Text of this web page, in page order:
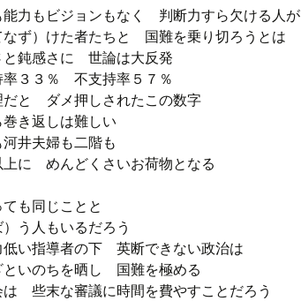
能力もビジョンもなく 判断力すら欠ける人が
なず）けた者たちと 国難を乗り切ろうとは
と鈍感さに 世論は大反発
率３３％ 不支持率５７％
だと ダメ押しされたこの数字
き返しは難しい
河井夫婦も二階も
上に めんどくさいお荷物となる
ても同じことと
う人もいるだろう
低い指導者の下 英断できない政治は
といのちを晒し 国難を極める
は 些末な審議に時間を費やすことだろう